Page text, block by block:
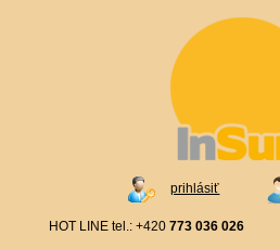
prihlásiť
HOT LINE tel.: +420 773 036 026